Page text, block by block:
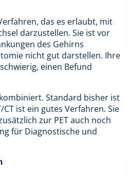
das es erlaubt, mit
darzustellen. Sie ist vor
des Gehirns
nicht gut darstellen. Ihre
einen Befund
Standard bisher ist
ist ein gutes Verfahren. Sie
zur PET auch noch
für Diagnostische und